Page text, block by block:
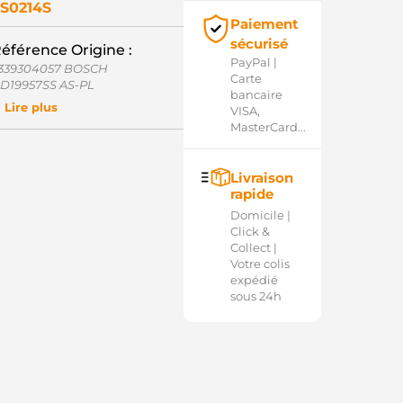
Origine :
BOSCH
AS-PL
BOSCH
49-036-1793 A.Z.
Lire plus
Paiement
sécurisé
PayPal |
Carte
bancaire
VISA,
MasterCard...
Livraison
rapide
Domicile |
Click &
Collect |
Votre colis
expédié
sous 24h